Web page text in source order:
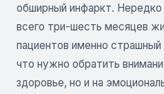
обширный инфаркт. Нередко
всего три-шесть месяцев
пациентов именно страшный
что нужно обратить
здоровье, но и на